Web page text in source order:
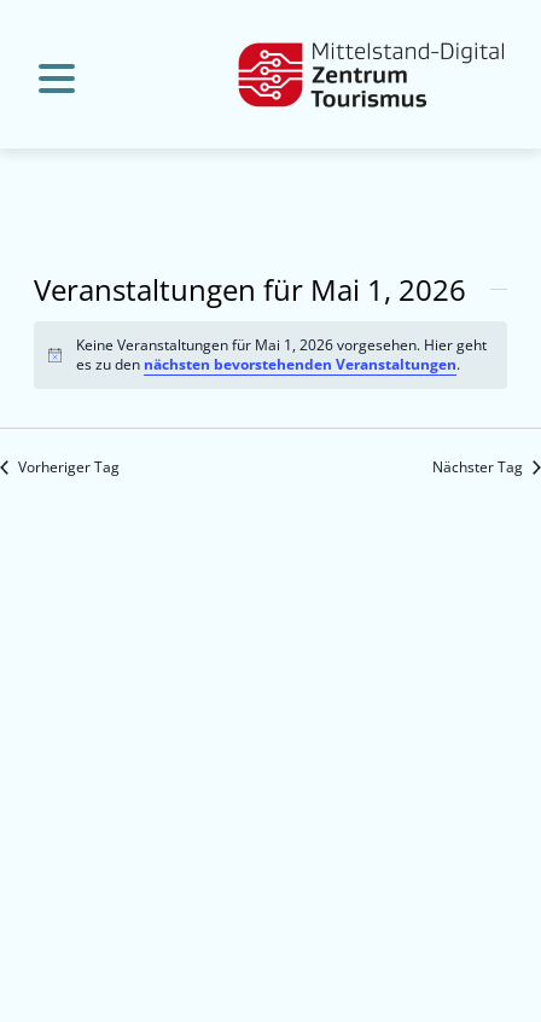
Veranstaltungen für Mai 1, 2026
Hinweis
Keine Veranstaltungen für Mai 1, 2026 vorgesehen. Hier geht
es zu den nächsten bevorstehenden Veranstaltungen.
Vorheriger Tag Nächster Tag